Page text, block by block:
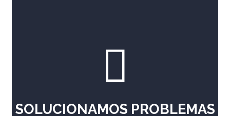
SOLUCIONAMOS PROBLEMAS